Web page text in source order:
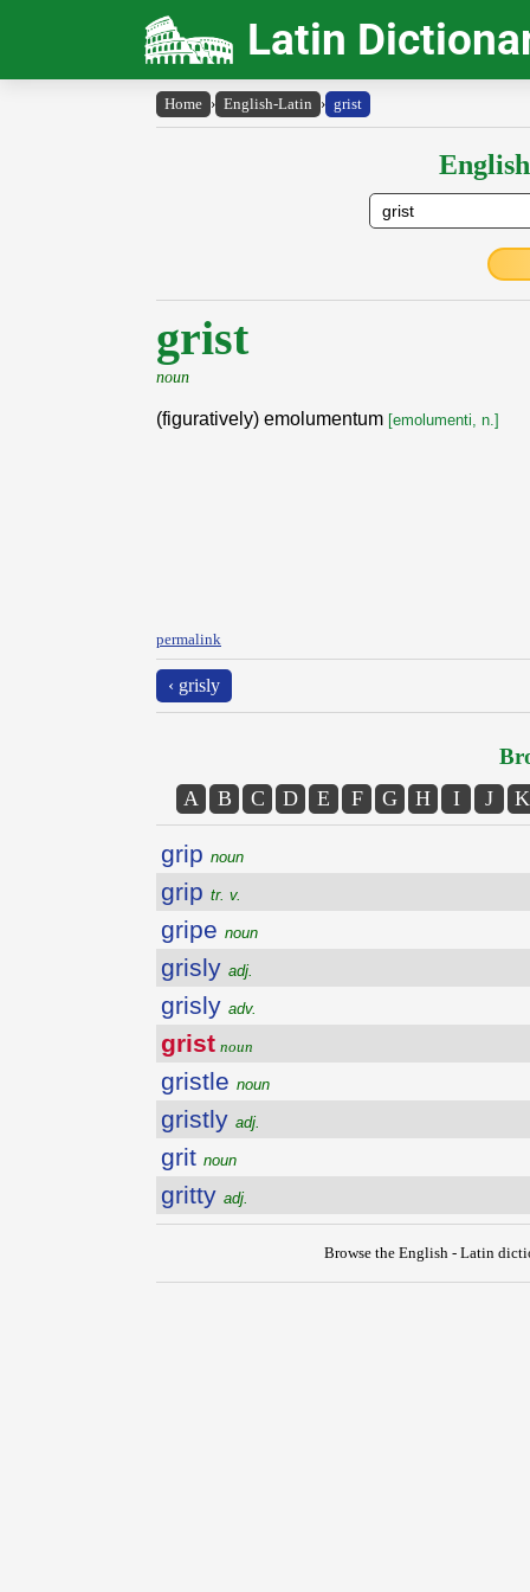
Latin
Home › English-Latin › grist
grist
noun
(figuratively) emolumentum [emolumenti, n.]
permalink
‹ grisly
A B C D E F G H I J K
grip noun
grip tr. v.
gripe noun
grisly adj.
grisly adv.
grist noun
gristle noun
gristly adj.
grit noun
gritty adj.
Browse the English - Latin